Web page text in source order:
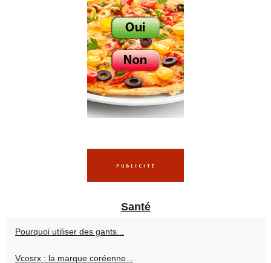
Santé
Pourquoi utiliser des gants...
Vcosrx : la marque coréenne...